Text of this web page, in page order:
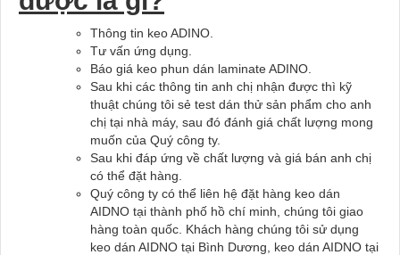
Thông tin keo ADINO.
Tư vấn ứng dụng.
Báo giá keo phun dán laminate ADINO.
Sau khi các thông tin anh chị nhận được thì kỹ
thuật chúng tôi sẻ test dán thử sản phẩm cho anh
chị tại nhà máy, sau đó đánh giá chất lượng mong
muốn của Quý công ty.
Sau khi đáp ứng về chất lượng và giá bán anh chị
có thể đặt hàng.
Quý công ty có thể liên hệ đặt hàng keo dán
AIDNO tại thành phố hồ chí minh, chúng tôi giao
hàng toàn quốc. Khách hàng chúng tôi sử dụng
keo dán AIDNO tại Bình Dương, keo dán AIDNO tại